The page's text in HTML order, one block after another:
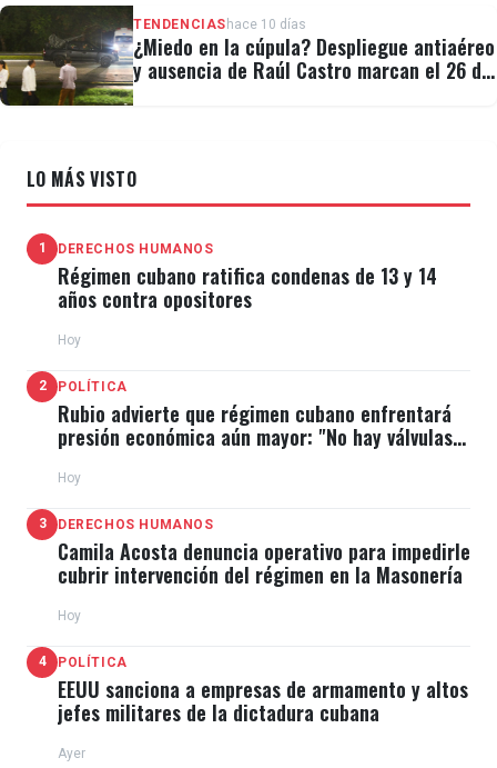
TENDENCIAS hace 10 días
¿Miedo en la cúpula? Despliegue antiaéreo
y ausencia de Raúl Castro marcan el 26 de
LO MÁS VISTO
1 DERECHOS HUMANOS
Régimen cubano ratifica condenas de 13 y 14
años contra opositores
Hoy
2 POLÍTICA
Rubio advierte que régimen cubano enfrentará
presión económica aún mayor: "No hay válvulas
Hoy
3 DERECHOS HUMANOS
Camila Acosta denuncia operativo para impedirle
cubrir intervención del régimen en la Masonería
Hoy
4 POLÍTICA
EEUU sanciona a empresas de armamento y altos
jefes militares de la dictadura cubana
Ayer